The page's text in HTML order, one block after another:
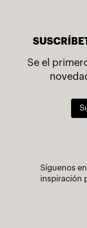
Se el
Síguenos
inspiración